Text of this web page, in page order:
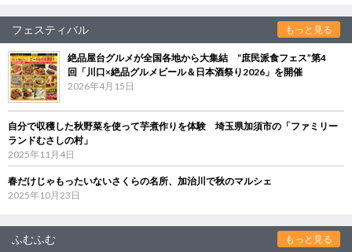
フェスティバル もっと見る
絶品屋台グルメが全国各地から大集結 “庶民派食フェス”第4
回「川口×絶品グルメビール＆日本酒祭り2026」を開催
2026年4月15日
自分で収穫した秋野菜を使って芋煮作りを体験 埼玉県加須市の「ファミリー
ランドむさしの村」
2025年11月4日
春だけじゃもったいないさくらの名所、加治川で秋のマルシェ
2025年10月23日
ふむふむ もっと見る